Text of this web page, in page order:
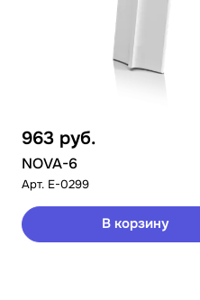
963 руб.
NOVA-6
Арт. E-0299
В корзину